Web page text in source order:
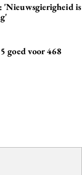
'Nieuwsgierigheid is
goed voor 468